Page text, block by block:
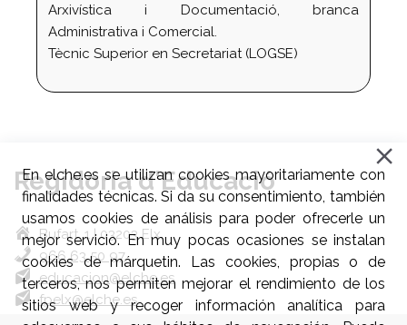
Arxivística i Documentació, branca
Administrativa i Comercial.
Tècnic Superior en Secretariat (LOGSE)
Regidoria d'Educació
Bufart, 1 | 03203 Elx
966 63 50 97
educacion@elche.es
fpelx@elche.es
En elche.es se utilizan cookies mayoritariamente con
finalidades técnicas. Si da su consentimiento, también
usamos cookies de análisis para poder ofrecerle un
mejor servicio. En muy pocas ocasiones se instalan
cookies de márquetin. Las cookies, propias o de
terceros, nos permiten mejorar el rendimiento de los
sitios web y recoger información analítica para